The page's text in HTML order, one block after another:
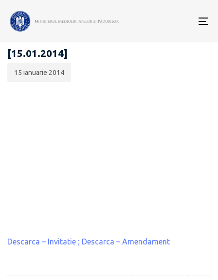
ANUNȚURI - ACHIZIȚII PUBLICE
[15.01.2014]
publicării:
15 ianuarie 2014
Descarca – Invitatie ; Descarca – Amendament